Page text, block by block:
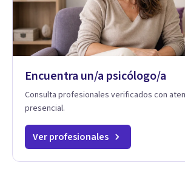
Encuentra un/a psicólogo/a
Consulta profesionales verificados con
presencial.
Ver profesionales